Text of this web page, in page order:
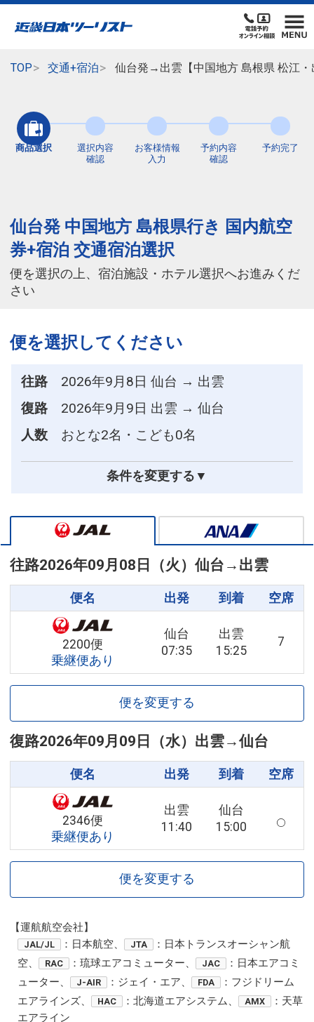
TOP 交通+宿泊 仙台発→出雲【中国地方 島根県 松江
商品選択
選択内容
確認
お客様情報
入力
予約内容
確認
予約完了
仙台発 中国地方 島根県行き 国内航空
券+宿泊 交通宿泊選択
便を選択の上、宿泊施設・ホテル選択へお進みくだ
さい
便を選択してください
往路
2026年9月8日 仙台 → 出雲
復路
2026年9月9日 出雲 → 仙台
人数
おとな2名・こども0名
条件を変更する▼
往路2026年09月08日（火） 仙台 → 出雲
便名 出発 到着 空席
2200便
乗継便あり
仙台
07:35
出雲
15:25
7
便を変更する
復路2026年09月09日（水） 出雲→仙台
便名 出発 到着 空席
2346便
乗継便あり
出雲
11:40
仙台
15:00
便を変更する
【運航航空会社】
JAL/JL ：日本航空、 JTA
：日本トランスオーシャン航
空、
RAC ：琉球エアコミューター、 JAC
：日本エアコミ
ューター、
J-AIR ：ジェイ・エア、 FDA
：フジドリーム
エアラインズ、
HAC ：北海道エアシステム、 AMX
：天草
エアライン